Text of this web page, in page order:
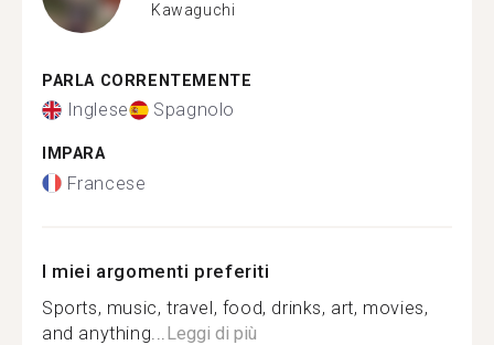
Kawaguchi
PARLA CORRENTEMENTE
Inglese Spagnolo
IMPARA
Francese
I miei argomenti preferiti
Sports, music, travel, food, drinks, art, movies,
and anything... Leggi di più